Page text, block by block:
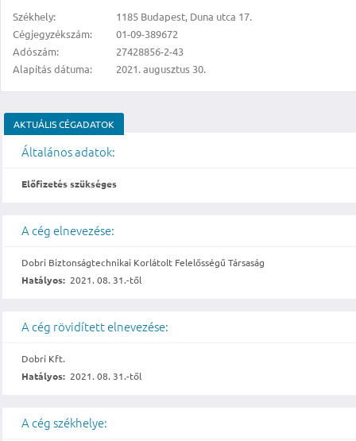
Székhely:
1185 Budapest, Duna utca 17.
Cégjegyzékszám:
01-09-389672
Adószám:
27428856-2-43
Alapítás dátuma:
2021. augusztus 30.
AKTUÁLIS CÉGADATOK
Általános adatok:
Előfizetés szükséges
A cég elnevezése:
Dobri Biztonságtechnikai Korlátolt Felelősségű Társaság
Hatályos: 2021. 08. 31.-től
A cég rövidített elnevezése:
Dobri Kft.
Hatályos: 2021. 08. 31.-től
A cég székhelye: